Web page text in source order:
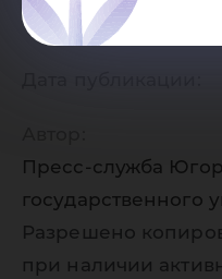
Пресс-служба
государственного
Разрешено
при наличии